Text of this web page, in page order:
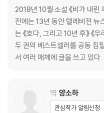
2018년 10월 소설 《비가 내
전에는 13년 동안 텔레비전 뉴
는 《호다, 그리고 10년 후》
두 권의 베스트셀러를 공동 집
서 여러 매체에 글을 쓰고 있다.
역 양소하
관심작가 알림신청